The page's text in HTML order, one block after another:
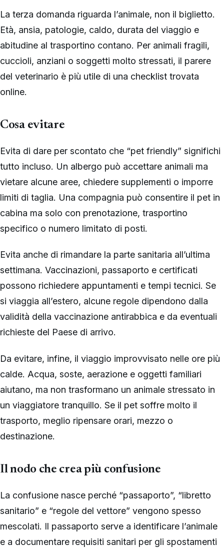
La terza domanda riguarda l’animale, non il biglietto.
Età, ansia, patologie, caldo, durata del viaggio e
abitudine al trasportino contano. Per animali fragili,
cuccioli, anziani o soggetti molto stressati, il parere
del veterinario è più utile di una checklist trovata
online.
Cosa evitare
Evita di dare per scontato che “pet friendly” significhi
tutto incluso. Un albergo può accettare animali ma
vietare alcune aree, chiedere supplementi o imporre
limiti di taglia. Una compagnia può consentire il pet in
cabina ma solo con prenotazione, trasportino
specifico o numero limitato di posti.
Evita anche di rimandare la parte sanitaria all’ultima
settimana. Vaccinazioni, passaporto e certificati
possono richiedere appuntamenti e tempi tecnici. Se
si viaggia all’estero, alcune regole dipendono dalla
validità della vaccinazione antirabbica e da eventuali
richieste del Paese di arrivo.
Da evitare, infine, il viaggio improvvisato nelle ore più
calde. Acqua, soste, aerazione e oggetti familiari
aiutano, ma non trasformano un animale stressato in
un viaggiatore tranquillo. Se il pet soffre molto il
trasporto, meglio ripensare orari, mezzo o
destinazione.
Il nodo che crea più confusione
La confusione nasce perché “passaporto”, “libretto
sanitario” e “regole del vettore” vengono spesso
mescolati. Il passaporto serve a identificare l’animale
e a documentare requisiti sanitari per gli spostamenti